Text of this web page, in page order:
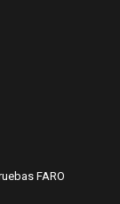
FARO